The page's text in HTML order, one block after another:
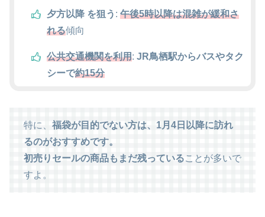
夕方以降 を狙う : 午後5時以降は混雑が緩和さ
れる傾向
公共交通機関を利用: JR鳥栖駅からバスやタク
シーで約15分
特に、福袋が目的でない方は、1月4日以降に訪れ
るのがおすすめです。
初売りセールの商品もまだ残っていることが多いで
すよ。